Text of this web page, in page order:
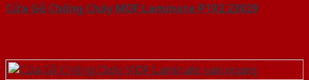
Cửa Gỗ Chống Cháy MDF Laminate P1R2 23029